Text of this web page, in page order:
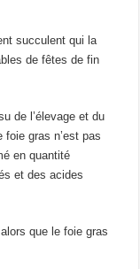
succulent qui la
de fêtes de fin
de l’élevage et du
foie gras n’est pas
en quantité
et des acides
que le foie gras